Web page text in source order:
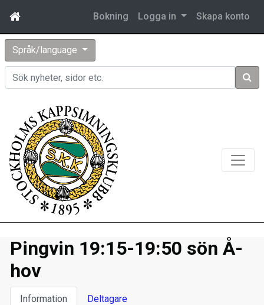
Bokning Logga in Skapa konto
Språk/language
Sök
Pingvin 19:15-19:50 sön Å-
hov
Information Deltagare